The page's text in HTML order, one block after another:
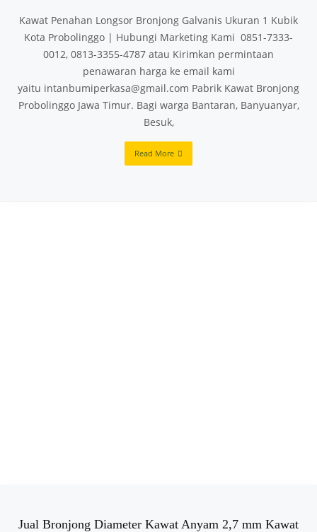
Kawat Penahan Longsor Bronjong Galvanis Ukuran 1 Kubik
Kota Probolinggo | Hubungi Marketing Kami 0851-7333-
0012, 0813-3355-4787 atau Kirimkan permintaan
penawaran harga ke email kami
yaitu intanbumiperkasa@gmail.com Pabrik Kawat Bronjong
Probolinggo Jawa Timur. Bagi warga Bantaran, Banyuanyar,
Besuk,
Read More
Jual Bronjong Diameter Kawat Anyam 2,7 mm Kawat